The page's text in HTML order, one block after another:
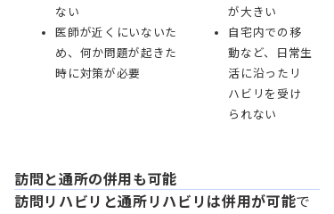
ない
医師が近くにいないた
め、何か問題が起きた
時に対策が必要
が大きい
自宅内での移
動など、日常生
活に沿ったリ
ハビリを受け
られない
訪問と通所の併用も可能
訪問リハビリと通所リハビリは併用が可能で